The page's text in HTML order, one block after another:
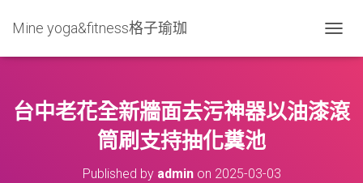
Mine yoga&fitness格子瑜珈
O
L
E
台中老花全新牆面去污神器以油漆滾
筒刷支持抽化糞池
Published by adminon 2025-03-03